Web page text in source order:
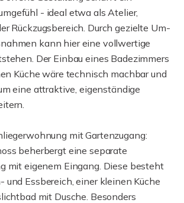
- ideal etwa als Atelier,
Rückzugsbereich. Durch gezielte Um-
kann hier eine vollwertige
Der Einbau eines Badezimmers
Küche wäre technisch machbar und
eine attraktive, eigenständige
mit Gartenzugang:
beherbergt eine separate
mit eigenem Eingang. Diese besteht
und Essbereich, einer kleinen Küche
mit Dusche. Besonders